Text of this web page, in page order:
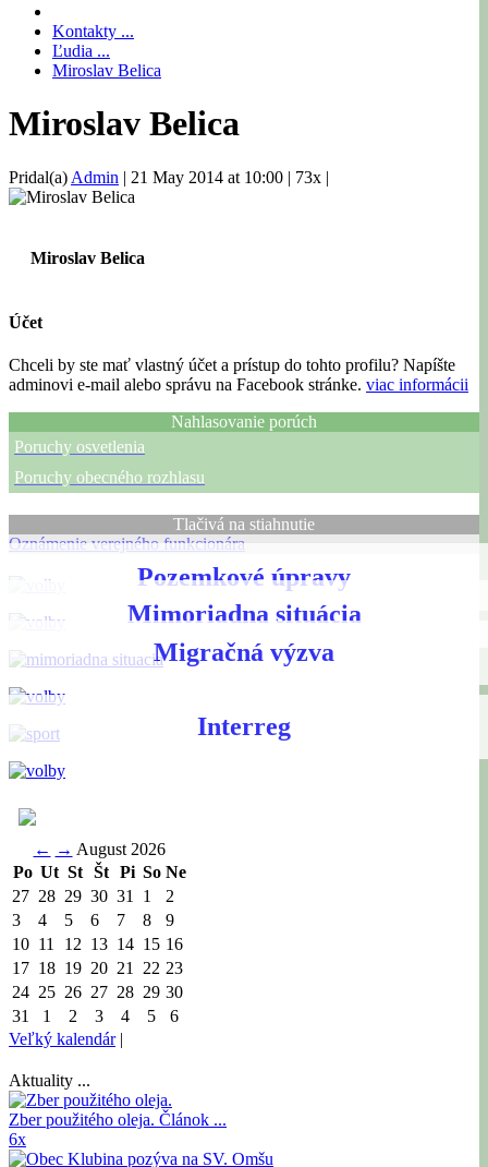
Kontakty ...
Ľudia ...
Miroslav Belica
Miroslav Belica
Pridal(a) Admin | 21 May 2014 at 10:00 | 73x |
Miroslav Belica
Účet
Chceli by ste mať vlastný účet a prístup do tohto profilu? Napíšte
adminovi e-mail alebo správu na Facebook stránke. viac informácii
Nahlasovanie porúch
Poruchy osvetlenia
Poruchy obecného rozhlasu
Tlačivá na stiahnutie
Oznámenie verejného funkcionára
Pozemkové úpravy
Mimoriadna situácia
Migračná výzva
Interreg
← → August 2026
Po Ut St Št Pi So Ne
27 28 29 30 31 1
2
3
4 5 6 7 8
9
10 11 12 13 14 15 16
17 18 19 20 21 22 23
24 25 26 27 28 29 30
31
1 2 3 4 5
6
Veľký kalendár|
Aktuality ...
Zber použitého oleja. Článok ...
6x